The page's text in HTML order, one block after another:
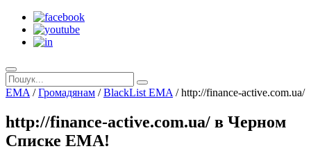
EMA /Громадянам /BlackList EMA /http://finance-active.com.ua/
http://finance-active.com.ua/ в Черном
Списке ЕМА!